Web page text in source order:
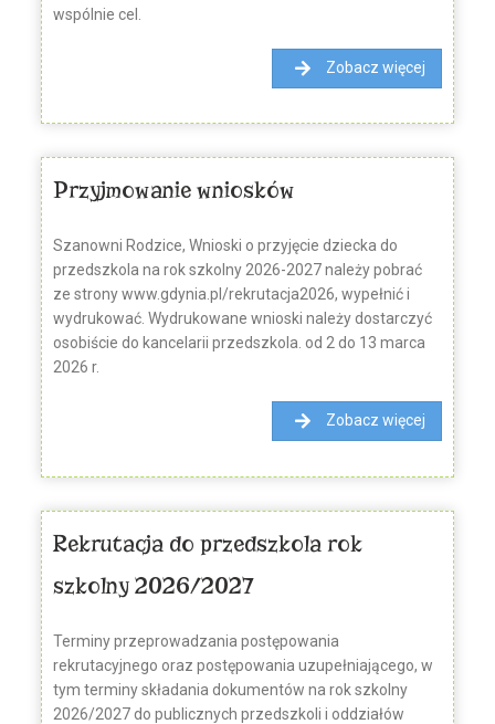
wspólnie cel.
Zobacz więcej
Przyjmowanie wniosków
Szanowni Rodzice, Wnioski o przyjęcie dziecka do
przedszkola na rok szkolny 2026-2027 należy pobrać
ze strony www.gdynia.pl/rekrutacja2026, wypełnić i
wydrukować. Wydrukowane wnioski należy dostarczyć
osobiście do kancelarii przedszkola. od 2 do 13 marca
2026 r.
Zobacz więcej
Rekrutacja do przedszkola rok
szkolny 2026/2027
Terminy przeprowadzania postępowania
rekrutacyjnego oraz postępowania uzupełniającego, w
tym terminy składania dokumentów na rok szkolny
2026/2027 do publicznych przedszkoli i oddziałów